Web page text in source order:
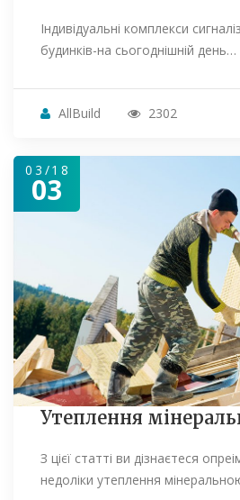
Індивідуальні комплекси
будинків-на сьогоднішній день…
AllBuild 2302
03/18
03
Утеплення
З цієї статті ви дізнаєтеся
недоліки утеплення